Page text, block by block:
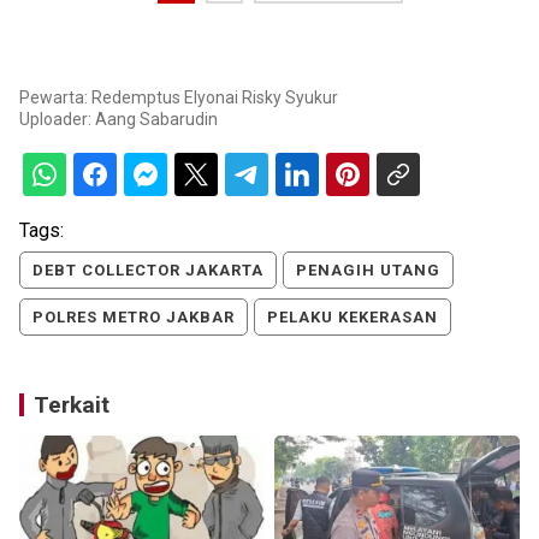
Pewarta: Redemptus Elyonai Risky Syukur
Uploader: Aang Sabarudin
Tags:
DEBT COLLECTOR JAKARTA PENAGIH UTANG
POLRES METRO JAKBAR PELAKU KEKERASAN
Terkait